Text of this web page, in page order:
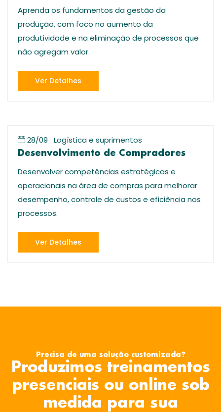
Aprenda os fundamentos da gestão da
produção, com foco no aumento da
produtividade e na eliminação de processos que
não agregam valor.
Ver Detalhes
28/09 Logística e suprimentos
Desenvolvimento de Compradores
Desenvolver competências estratégicas e
operacionais na área de compras para melhorar
desempenho, controle de custos e eficiência nos
processos.
Ver Detalhes
Precisa de uma solução customizada?
Produzimos treinamentos
presenciais ou online sob
medida para sua